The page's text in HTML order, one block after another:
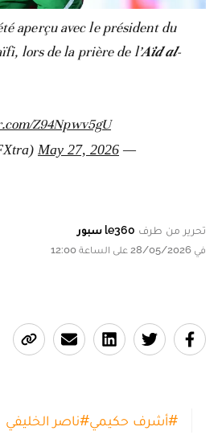
aperçu avec le président du
lors de la prière de l’𝑨𝒊̈𝒅 𝒂𝒍-
Z94Npwv5gU
— FRMFXtra (@FRMFXtra)
May 27, 2026
تحرير من طرف le360 سبور
في 28/05/2026 على الساعة 12:00
#أشرف حكيمي#ناصر الخليفي